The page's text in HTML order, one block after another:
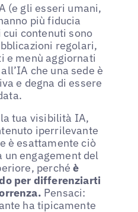
(e gli esseri umani,
più fiducia
cui contenuti sono
regolari,
e menù aggiornati
che una sede è
e degna di essere
tua visibilità IA,
iperrilevante
è esattamente ciò
un engagement del
perchéè
per differenziarti
Pensaci:
ha tipicamente